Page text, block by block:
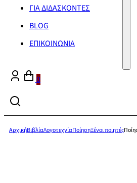
ΓΙΑ ΔΙΔΑΣΚΟΝΤΕΣ
BLOG
ΕΠΙΚΟΙΝΩΝΙΑ
0
ΑρχικήΒιβλίαΛογοτεχνίαΠοίησηΞένοι ποιητές